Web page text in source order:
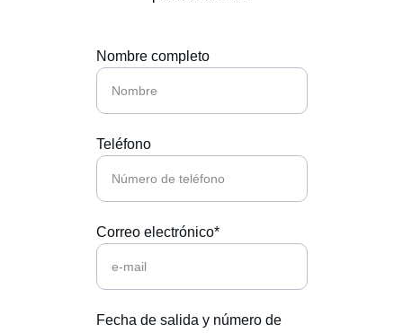
Nombre completo
Teléfono
Correo electrónico*
Fecha de salida y número de